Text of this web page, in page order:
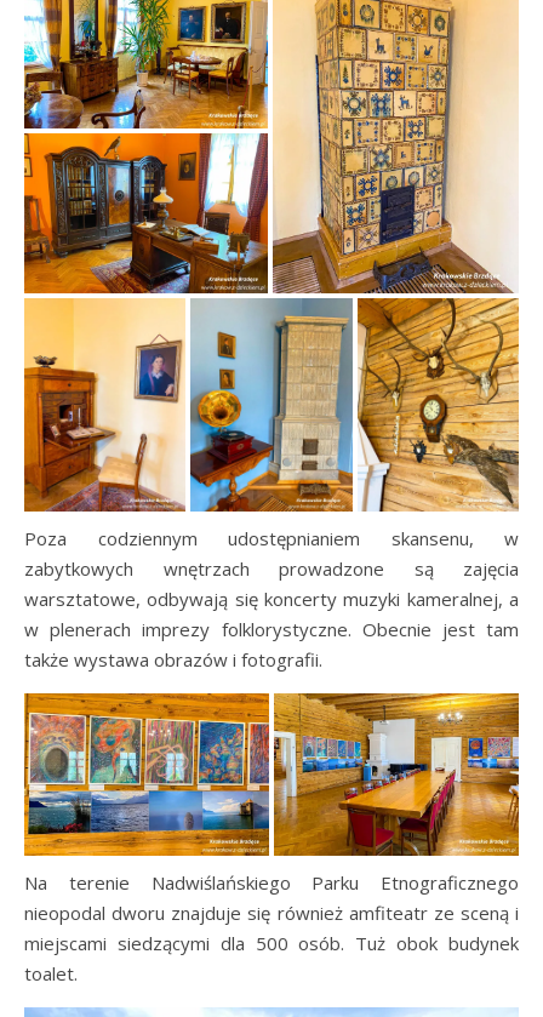
Poza codziennym udostępnianiem skansenu, w
zabytkowych wnętrzach prowadzone są zajęcia
warsztatowe, odbywają się koncerty muzyki kameralnej, a
w plenerach imprezy folklorystyczne. Obecnie jest tam
także wystawa obrazów i fotografii.
Na terenie Nadwiślańskiego Parku Etnograficznego
nieopodal dworu znajduje się również amfiteatr ze sceną i
miejscami siedzącymi dla 500 osób. Tuż obok budynek
toalet.